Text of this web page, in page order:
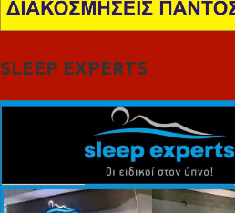
SLEEP EXPERTS